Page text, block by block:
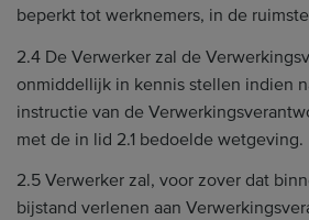
beperkt tot werknemers, in de
2.4 De Verwerker zal de
onmiddellijk in kennis stellen indien
instructie van de
met de in lid 2.1 bedoelde wetgeving.
2.5 Verwerker zal, voor zover dat
bijstand verlenen aan